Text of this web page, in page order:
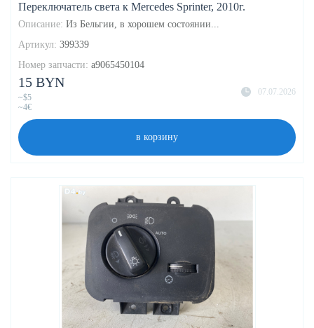
Переключатель света к Mercedes Sprinter, 2010г.
Описание: Из Бельгии, в хорошем состоянии...
Артикул: 399339
Номер запчасти: a9065450104
07.07.2026
15 BYN
~$5
~4€
в корзину